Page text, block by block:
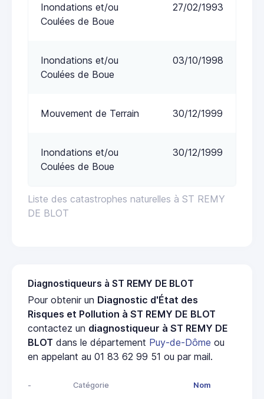
Liste des catastrophes naturelles à ST REMY
DE BLOT
Inondations et/ou
Coulées de Boue
27/02/1993
Inondations et/ou
Coulées de Boue
03/10/1998
Mouvement de Terrain 30/12/1999
Inondations et/ou
Coulées de Boue
30/12/1999
Diagnostiqueurs à ST REMY DE BLOT
Pour obtenir un Diagnostic d'État des
Risques et Pollution à ST REMY DE BLOT
contactez un diagnostiqueur à ST REMY DE
BLOT dans le département Puy-de-Dôme ou
en appelant au 01 83 62 99 51 ou par mail.
- Catégorie Nom